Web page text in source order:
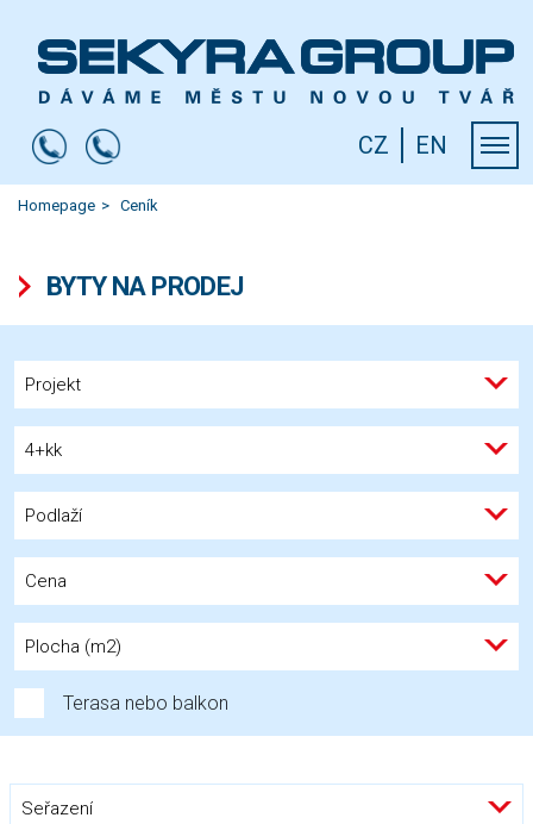
CZ EN
Homepage Ceník
BYTY NA PRODEJ
Projekt
4+kk
Podlaží
Cena
Plocha (m2)
Terasa nebo balkon
Seřazení